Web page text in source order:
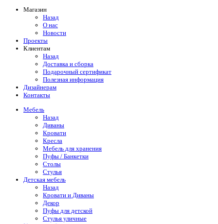
Магазин
Назад
О нас
Новости
Проекты
Клиентам
Назад
Доставка и сборка
Подарочный сертификат
Полезная информация
Дизайнерам
Контакты
Мебель
Назад
Диваны
Кровати
Кресла
Мебель для хранения
Пуфы / Банкетки
Столы
Стулья
Детская мебель
Назад
Кровати и Диваны
Декор
Пуфы для детской
Стулья уличные